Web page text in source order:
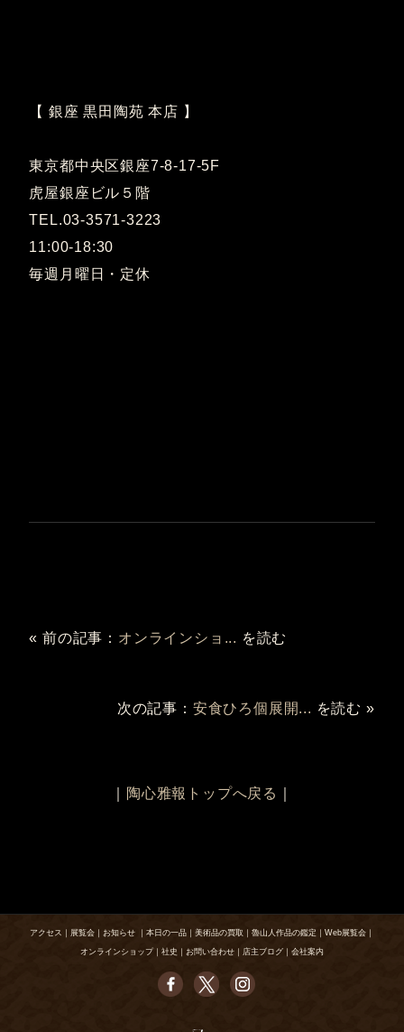
【 銀座 黒田陶苑 本店 】
東京都中央区銀座7-8-17-5F
虎屋銀座ビル５階
TEL.03-3571-3223
11:00-18:30
毎週月曜日・定休
« 前の記事： オンラインショ... を読む
次の記事： 安食ひろ個展開... を読む »
陶心雅報トップへ戻る
アクセス ｜ 展覧会 ｜ お知らせ ｜ 本日の一品 ｜ 美術品の買取 ｜ 魯山人作品の鑑定 ｜ Web展覧会 ｜
オンラインショップ｜ 社史 ｜ お問い合わせ ｜ 店主ブログ ｜ 会社案内